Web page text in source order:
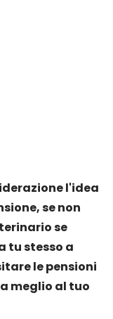
l'idea
se non
se
tu stesso a
le pensioni
meglio al tuo